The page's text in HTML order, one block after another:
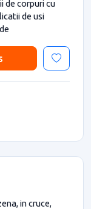
de corpuri cu
de usi
in cruce,